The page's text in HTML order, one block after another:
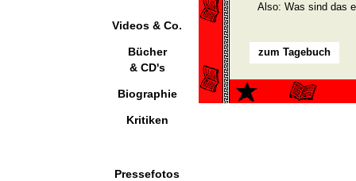
Videos & Co.
Bücher
& CD's
Biographie
Kritiken
Pressefotos
Also: Was sind das
zum Tagebuch